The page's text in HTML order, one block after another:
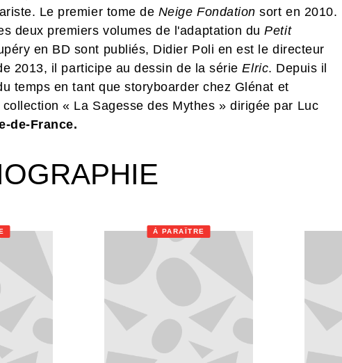
Le premier tome de Neige Fondation sort en 2010.
deux premiers volumes de l'adaptation duPetit
en BD sont publiés, Didier Poli en est le directeur
2013, il participe au dessin de la sérieElric. Depuis il
temps en tant que storyboarder chez Glénat et
« La Sagesse des Mythes » dirigée par Luc
de-France.
À PARAÎTRE